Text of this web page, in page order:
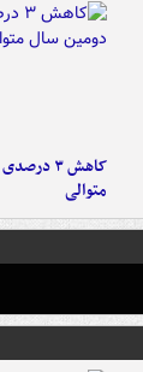
کاهش ۳
متوالی